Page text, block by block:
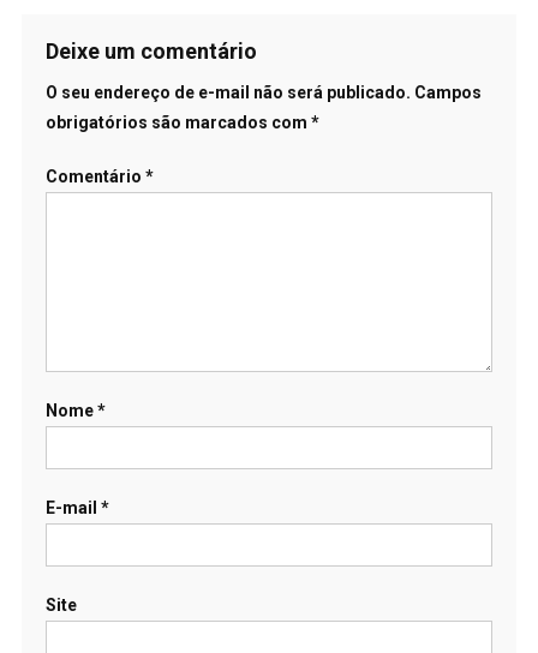
Deixe um comentário
O seu endereço de e-mail não será publicado. Campos
obrigatórios são marcados com *
Comentário *
Nome*
E-mail *
Site